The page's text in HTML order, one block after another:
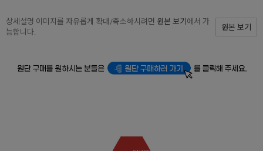
상세설명 이미지를 자유롭게 확대/축소하시려면 원본 보기 에서 가
능합니다.
원본 보기